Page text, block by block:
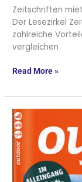
Zeitschriften
Der Lesezirkel
zahlreiche
vergleichen
Read More »
Die
Zeitschrift
„Outdoor“
bietet
ein
Fotobuch